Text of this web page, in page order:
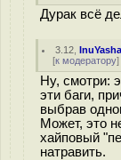
Дурак всё
3.12 ,InuYasha
[к модератору]
Ну, смотри:
эти баги,
выбрав
Может, это
хайповый
натравить.